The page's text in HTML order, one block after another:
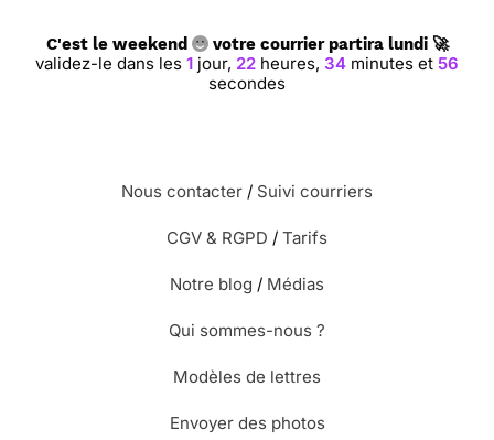
C'est le weekend votre courrier partira lundi 🚀
validez-le dans les1 jour, 22 heures,34 minutes et55
secondes
Nous contacter / Suivi courriers
CGV & RGPD / Tarifs
Notre blog / Médias
Qui sommes-nous ?
Modèles de lettres
Envoyer des photos